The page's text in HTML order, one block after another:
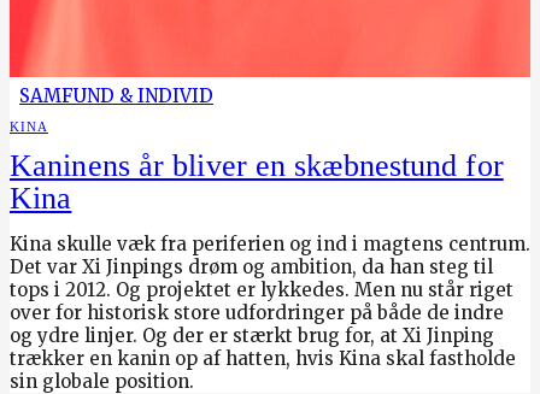
SAMFUND & INDIVID
KINA
Kaninens år bliver en skæbnestund for
Kina
Kina skulle væk fra periferien og ind i magtens centrum.
Det var Xi Jinpings drøm og ambition, da han steg til
tops i 2012. Og projektet er lykkedes. Men nu står riget
over for historisk store udfordringer på både de indre
og ydre linjer. Og der er stærkt brug for, at Xi Jinping
trækker en kanin op af hatten, hvis Kina skal fastholde
sin globale position.